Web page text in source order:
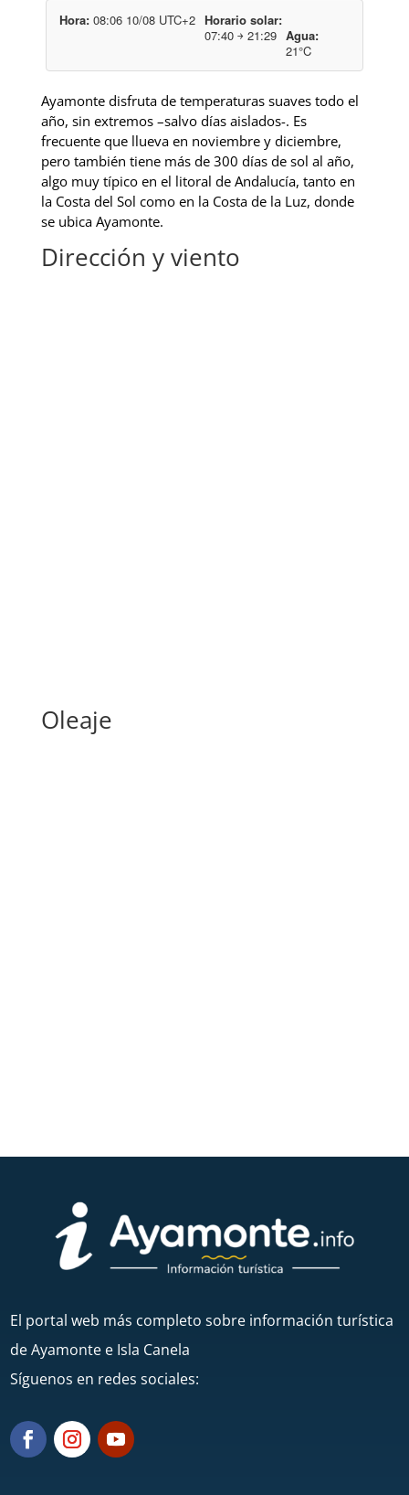
Ayamonte disfruta de temperaturas suaves todo el
año, sin extremos –salvo días aislados-. Es
frecuente que llueva en noviembre y diciembre,
pero también tiene más de 300 días de sol al año,
algo muy típico en el litoral de Andalucía, tanto en
la Costa del Sol como en la Costa de la Luz, donde
se ubica Ayamonte.
Dirección y viento
Oleaje
El portal web más completo sobre información turística
de Ayamonte e Isla Canela
Síguenos en redes sociales: